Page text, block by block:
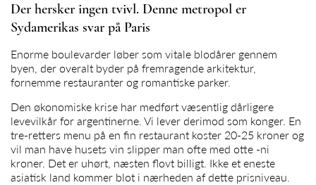
Der hersker ingen tvivl. Denne metropol er
Sydamerikas svar på Paris
Enorme boulevarder løber som vitale blodårer gennem
byen, der overalt byder på fremragende arkitektur,
fornemme restauranter og romantiske parker.
Den økonomiske krise har medført væsentlig dårligere
levevilkår for argentinerne. Vi lever derimod som konger. En
tre-retters menu på en fin restaurant koster 20-25 kroner og
vil man have husets vin slipper man ofte med otte -ni
kroner. Det er uhørt, næsten flovt billigt. Ikke et eneste
asiatisk land kommer blot i nærheden af dette prisniveau.